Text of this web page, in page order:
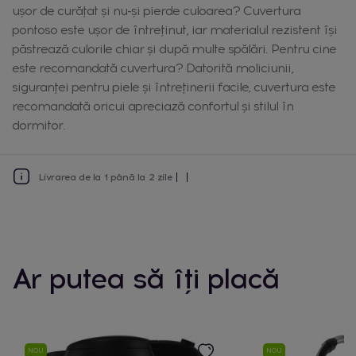
ușor de curățat și nu-și pierde culoarea? Cuvertura
pontoso este ușor de întreținut, iar materialul rezistent își
păstrează culorile chiar și după multe spălări. Pentru cine
este recomandată cuvertura? Datorită moliciunii,
siguranței pentru piele și întreținerii facile, cuvertura este
recomandată oricui apreciază confortul și stilul în
dormitor.
Livrarea de la 1 până la 2 zile
Ar putea să îți placă
NOU NOU